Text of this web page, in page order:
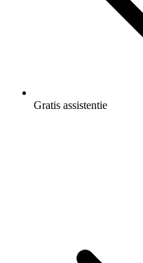
Gratis assistentie